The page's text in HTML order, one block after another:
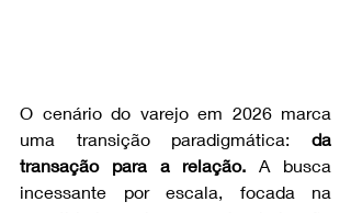
O cenário do varejo em 2026 marca
uma transição paradigmática: da
transação para a relação. A busca
incessante por escala, focada na